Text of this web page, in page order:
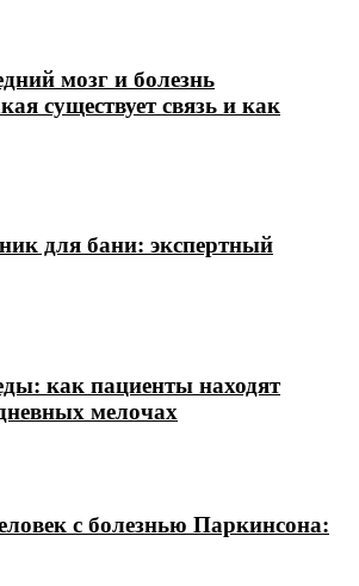
мозг и болезнь
существует связь и как
для бани: экспертный
как пациенты находят
мелочах
с болезнью Паркинсона: